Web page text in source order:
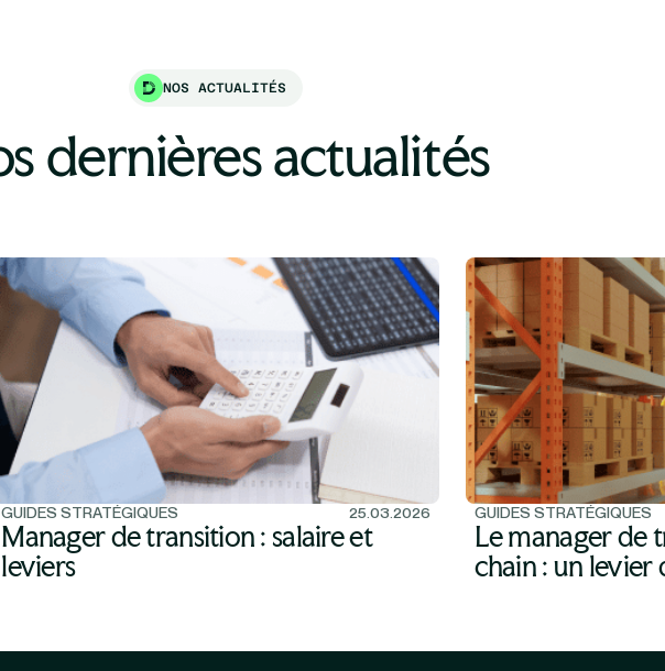
NOS ACTUALITÉS
dernières actualités
GUIDES STRATÉGIQUES 25.03.2026
Manager de transition : salaire et
leviers
GUIDES STRATÉGIQUES
Le manager de
chain : un levier